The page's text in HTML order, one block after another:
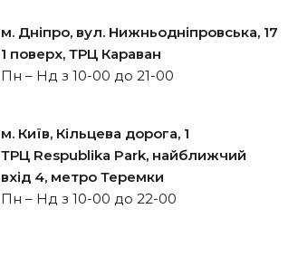
м. Дніпро, вул. Нижньодніпровська, 17
1 поверх, ТРЦ Караван
Пн – Нд з 10-00 до 21-00
м. Київ, Кільцева дорога, 1
ТРЦ Respublika Park, найближчий
вхід 4, метро Теремки
Пн – Нд з 10-00 до 22-00